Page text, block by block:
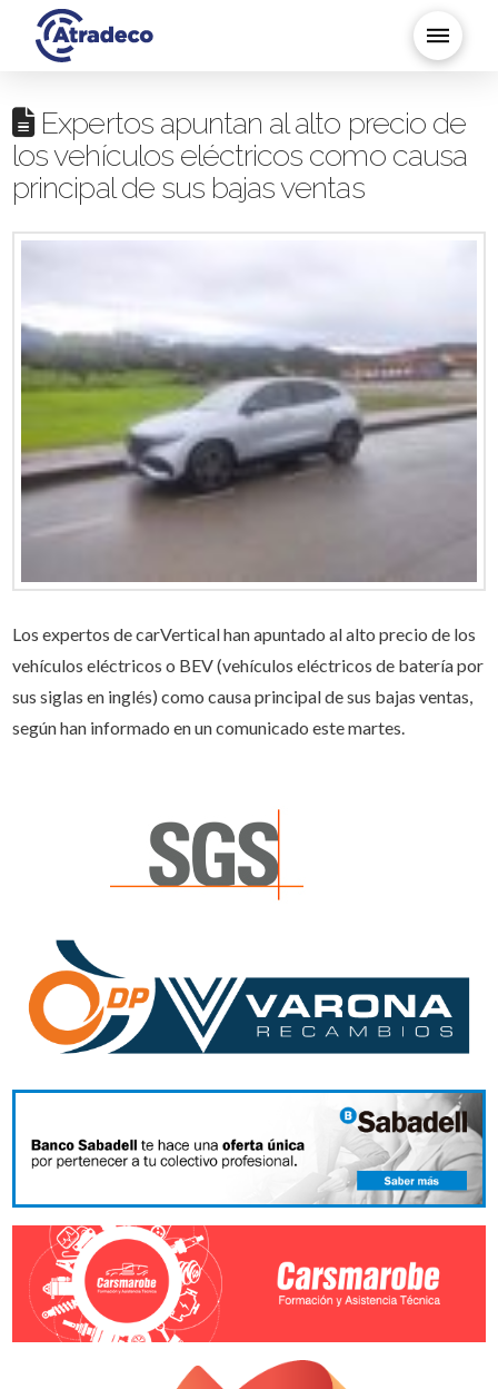
Expertos apuntan al alto precio de
los vehículos eléctricos como causa
principal de sus bajas ventas
Los expertos de carVertical han apuntado al alto precio de los
vehículos eléctricos o BEV (vehículos eléctricos de batería por
sus siglas en inglés) como causa principal de sus bajas ventas,
según han informado en un comunicado este martes.